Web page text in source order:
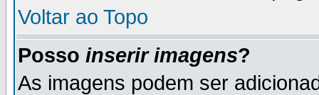
Voltar ao Topo
Posso inserir imagens?
As imagens podem ser